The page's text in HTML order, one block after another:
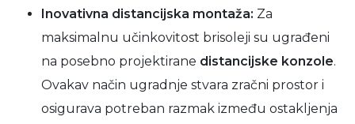
Inovativna distancijska montaža: Za
maksimalnu učinkovitost brisoleji su ugrađeni
na posebno projektirane distancijske konzole.
Ovakav način ugradnje stvara zračni prostor i
osigurava potreban razmak između ostakljenja